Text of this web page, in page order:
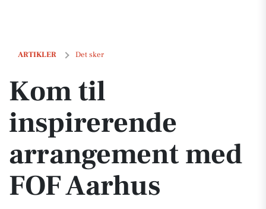
ARTIKLER Det sker
Kom til inspirerende arrangement med FOF Aarhus
Kom til
inspirerende
arrangement med
FOF Aarhus